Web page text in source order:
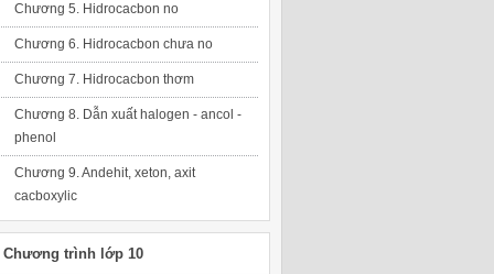
Chương 5. Hidrocacbon no
Chương 6. Hidrocacbon chưa no
Chương 7. Hidrocacbon thơm
Chương 8. Dẫn xuất halogen - ancol -
phenol
Chương 9. Andehit, xeton, axit
cacboxylic
Chương trình lớp 10